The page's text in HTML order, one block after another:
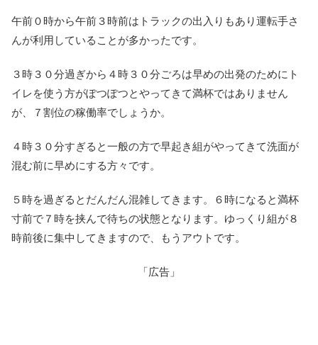
午前０時から午前３時前はトラックの出入りもあり運転手さ
んが利用していることが多かったです。
３時３０分過ぎから４時３０分ごろは早めの出発のためにト
イレを使う方がぽつぽつとやってきて満杯ではありません
が、７割位の稼働率でしょうか。
４時３０分すぎると一般の方で早起き組がやってきて洗面が
混む前に早めにする方々です。
５時を過ぎるとだんだん混雑してきます。６時になると満杯
寸前で７時を挟んで待ちの状態となります。ゆっくり組が８
時前後に集中してきますので、もうアウトです。
「広告」